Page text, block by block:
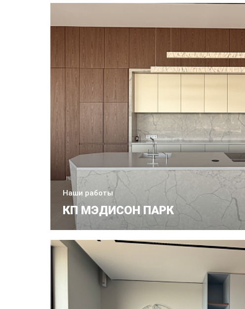
Наши работы
КП МЭДИСОН ПАРК